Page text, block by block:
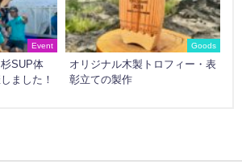
Event
SUP体
ました！
Goods
オリジナル木製トロフィー・表
彰立ての製作